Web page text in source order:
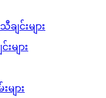
င်းများ
များ
ျား